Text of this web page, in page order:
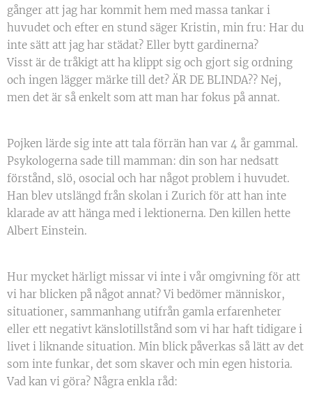
gånger att jag har kommit hem med massa tankar i
huvudet och efter en stund säger Kristin, min fru: Har du
inte sätt att jag har städat? Eller bytt gardinerna?
Visst är de tråkigt att ha klippt sig och gjort sig ordning
och ingen lägger märke till det? ÄR DE BLINDA?? Nej,
men det är så enkelt som att man har fokus på annat.
Pojken lärde sig inte att tala förrän han var 4 år gammal.
Psykologerna sade till mamman: din son har nedsatt
förstånd, slö, osocial och har något problem i huvudet.
Han blev utslängd från skolan i Zurich för att han inte
klarade av att hänga med i lektionerna. Den killen hette
Albert Einstein.
Hur mycket härligt missar vi inte i vår omgivning för att
vi har blicken på något annat? Vi bedömer människor,
situationer, sammanhang utifrån gamla erfarenheter
eller ett negativt känslotillstånd som vi har haft tidigare i
livet i liknande situation. Min blick påverkas så lätt av det
som inte funkar, det som skaver och min egen historia.
Vad kan vi göra? Några enkla råd: